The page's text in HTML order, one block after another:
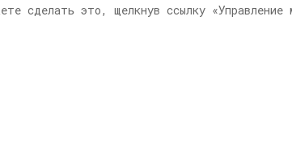
сделать это, щелкнув ссылку «Управление